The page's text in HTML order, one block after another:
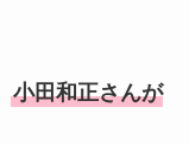
小田和正さんが